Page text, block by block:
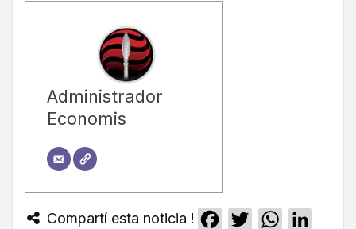
Administrador
Economis
Compartí esta noticia ! Facebook
TwitterWhatsApp